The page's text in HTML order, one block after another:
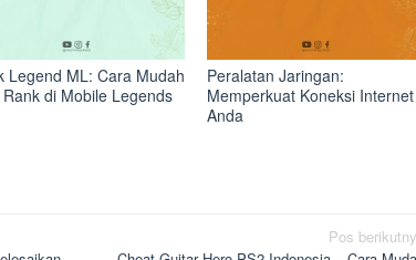
Legend ML: Cara Mudah
Rank di Mobile Legends
Peralatan Jaringan:
Memperkuat Koneksi Internet
Anda
Pos